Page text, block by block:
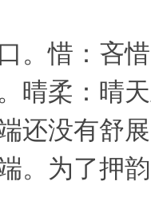
。惜：吝
晴柔：晴
还没有舒
。为了押